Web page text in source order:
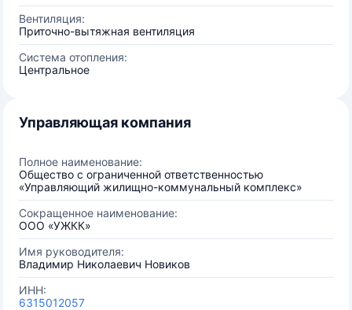
Вентиляция:
Приточно-вытяжная вентиляция
Система отопления:
Центральное
Управляющая компания
Полное наименование:
Общество с ограниченной ответственностью
«Управляющий жилищно-коммунальный комплекс»
Сокращенное наименование:
ООО «УЖКК»
Имя руководителя:
Владимир Николаевич Новиков
ИНН:
6315012057